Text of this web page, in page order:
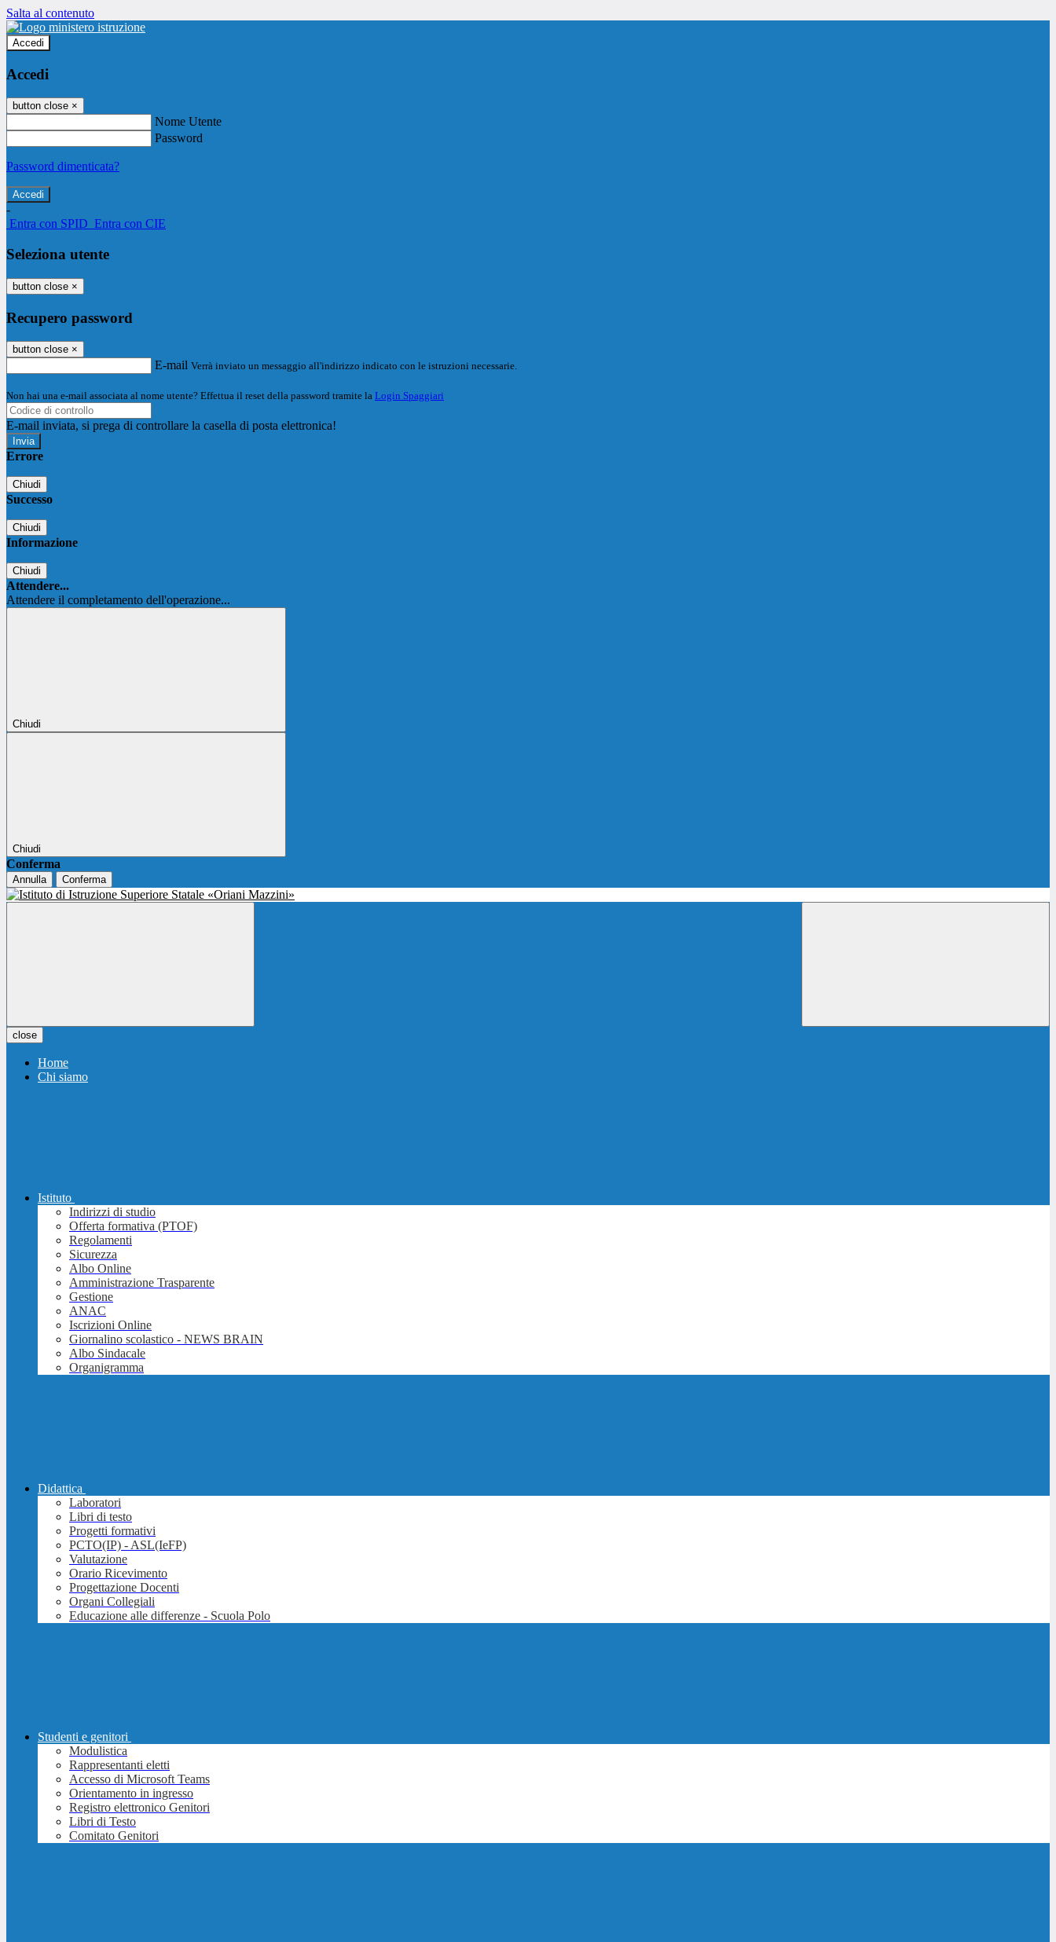
Salta al contenuto
Accedi
Accedi
button close ×
Nome Utente
Password
Password dimenticata?
-
Entra con SPID Entra con CIE
Seleziona utente
button close ×
Recupero password
button close ×
E-mail Verrà inviato un messaggio all'indirizzo indicato con le istruzioni necessarie.
Non hai una e-mail associata al nome utente? Effettua il reset della password tramite la Login Spaggiari
E-mail inviata, si prega di controllare la casella di posta elettronica!
Errore
Chiudi
Successo
Chiudi
Informazione
Chiudi
Attendere...
Attendere il completamento dell'operazione...
Chiudi
Chiudi
Conferma
Annulla Conferma
close
Home
Chi siamo
Istituto
Indirizzi di studio
Offerta formativa (PTOF)
Regolamenti
Sicurezza
Albo Online
Amministrazione Trasparente
Gestione
ANAC
Iscrizioni Online
Giornalino scolastico - NEWS BRAIN
Albo Sindacale
Organigramma
Didattica
Laboratori
Libri di testo
Progetti formativi
PCTO(IP) - ASL(IeFP)
Valutazione
Orario Ricevimento
Progettazione Docenti
Organi Collegiali
Educazione alle differenze - Scuola Polo
Studenti e genitori
Modulistica
Rappresentanti eletti
Accesso di Microsoft Teams
Orientamento in ingresso
Registro elettronico Genitori
Libri di Testo
Comitato Genitori